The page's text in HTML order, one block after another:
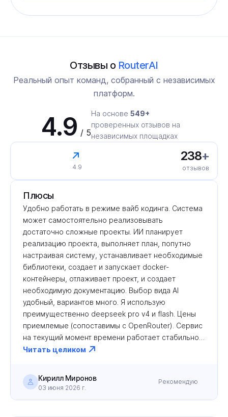
Отзывы о RouterAI
Реальный опыт команд, собранный с независимых
платформ.
4.9 / 5
На основе 549+
проверенных отзывов на
независимых площадках
4.9
238+
отзывов
Плюсы
Удобно работать в режиме вайб кодинга. Система
может самостоятельно реализовывать
достаточно сложные проекты. ИИ планирует
реализацию проекта, выполняет план, попутно
настраивая систему, устанавливает необходимые
библиотеки, создает и запускает docker-
контейнеры, отлаживает проект, и создает
необходимую документацию. Выбор вида AI
удобный, вариантов много. Я использую
преимущественно deepseek pro v4 и flash. Цены
приемлемые (сопоставимы с OpenRouter). Сервис
на текущий момент времени работает стабильно.
Проблем с пополнением счета нет. Можно гибко
коллективной работы. Впечатление о сервисе
положительное.
Читать целиком
Кирилл Миронов
03 июня 2026 г.
Рекомендую